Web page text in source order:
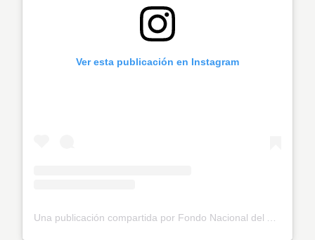
Ver esta publicación en Instagram
Una publicación compartida por Fondo Nacional del Ahorro (@fnaahorro)